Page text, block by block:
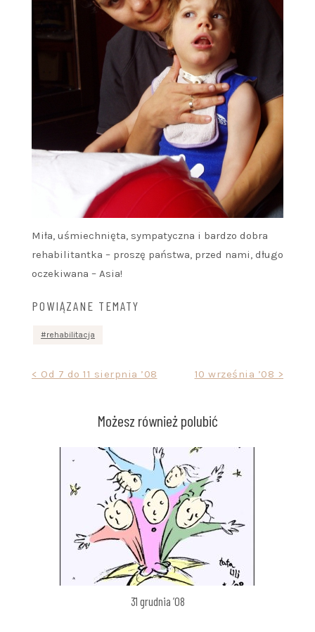
Miła, uśmiechnięta, sympatyczna i bardzo dobra
rehabilitantka – proszę państwa, przed nami, długo
oczekiwana – Asia!
POWIĄZANE TEMATY
rehabilitacja
Nawigacja< Od 7 do 11 sierpnia ’08 10 września ’08 >
Możesz również polubić
31 grudnia ’08